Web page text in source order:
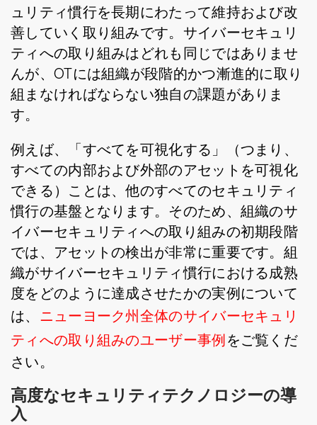
ュリティ慣行を長期にわたって維持および改
善していく取り組みです。サイバーセキュリ
ティへの取り組みはどれも同じではありませ
んが、OTには組織が段階的かつ漸進的に取り
組まなければならない独自の課題がありま
す。
例えば、「すべてを可視化する」（つまり、
すべての内部および外部のアセットを可視化
できる）ことは、他のすべてのセキュリティ
慣行の基盤となります。そのため、組織のサ
イバーセキュリティへの取り組みの初期段階
では、アセットの検出が非常に重要です。組
織がサイバーセキュリティ慣行における成熟
度をどのように達成させたかの実例について
は、 ニューヨーク州全体のサイバーセキュリ
ティへの取り組みのユーザー事例 をご覧くだ
さい。
高度なセキュリティテクノロジーの導
入